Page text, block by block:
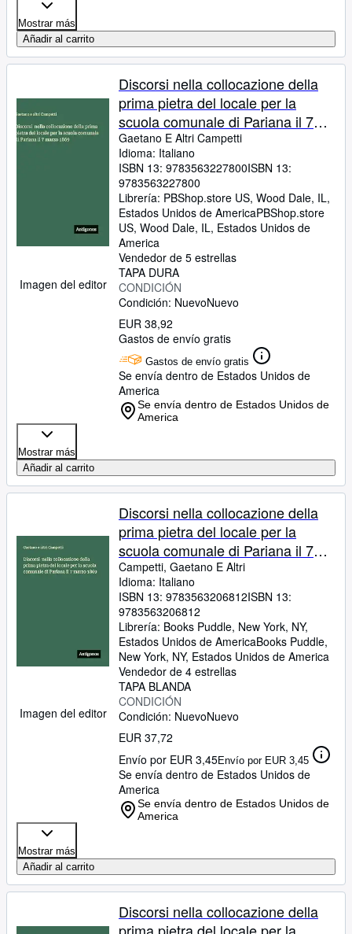
Mostrar más
Añadir al carrito
Imagen del editor
Discorsi nella collocazione della
prima pietra del locale per la
scuola comunale di Pariana il 7
marzo 1869
Gaetano E Altri Campetti
Idioma: Italiano
ISBN 13: 9783563227800ISBN 13:
9783563227800
Librería: PBShop.store US, Wood Dale, IL,
Estados Unidos de AmericaPBShop.store
US, Wood Dale, IL, Estados Unidos de
America
Vendedor de 5 estrellas
TAPA DURA
CONDICIÓN
Condición: NuevoNuevo
EUR 38,92
Gastos de envío gratis
Gastos de envío gratis
Se envía dentro de Estados Unidos de
America
Se envía dentro de Estados Unidos de
America
Mostrar más
Añadir al carrito
Imagen del editor
Discorsi nella collocazione della
prima pietra del locale per la
scuola comunale di Pariana il 7
marzo 1869 (Italian Edition)
Campetti, Gaetano E Altri
Idioma: Italiano
ISBN 13: 9783563206812ISBN 13:
9783563206812
Librería: Books Puddle, New York, NY,
Estados Unidos de AmericaBooks Puddle,
New York, NY, Estados Unidos de America
Vendedor de 4 estrellas
TAPA BLANDA
CONDICIÓN
Condición: NuevoNuevo
EUR 37,72
Envío por EUR 3,45Envío por EUR 3,45
Se envía dentro de Estados Unidos de
America
Se envía dentro de Estados Unidos de
America
Mostrar más
Añadir al carrito
Discorsi nella collocazione della